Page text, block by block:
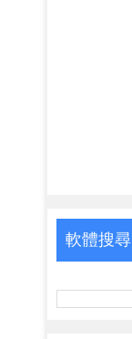
軟體搜尋